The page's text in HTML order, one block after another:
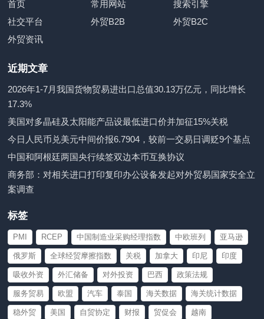
首页 常用网站
搜索引擎
社交平台
外贸B2B
外贸B2C
外贸资讯
近期文章
2026年1-7月我国货物贸易进出口总值30.13万亿元，同比增长
17.3%
美国对多晶硅及太阳能产品设最低进口价并加征15%关税
今日人民币兑美元中间价报6.7904，较前一交易日调贬9个基点
中国和阿根廷两国央行续签双边本币互换协议
商务部：对相关进口打印复印办公设备发起对外贸易国家安全立
案调查
标签
PMI RCEP 中国制造业采购经理指数 中欧班列 亚马逊
俄罗斯 全球经贸摩擦指数 关税 加拿大 印尼 印度
吸收外资 外汇储备 对外投资 巴西 政策法规
服务贸易 欧盟 汽车 泰国 海关数据 海关统计数据
稳外贸 美国 自贸协定 财报 贸促会 越南